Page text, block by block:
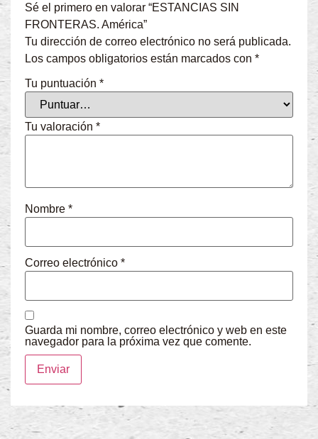
Sé el primero en valorar “ESTANCIAS SIN
FRONTERAS. América”
Tu dirección de correo electrónico no será publicada.
Los campos obligatorios están marcados con *
Tu puntuación *
Tu valoración *
Nombre *
Correo electrónico *
Guarda mi nombre, correo electrónico y web en este
navegador para la próxima vez que comente.